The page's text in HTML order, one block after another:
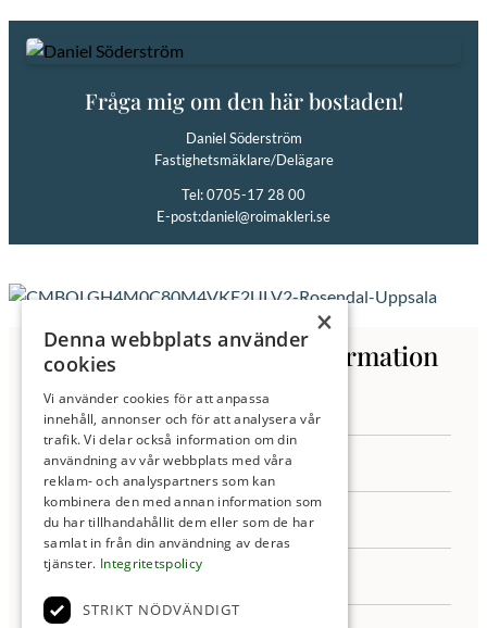
Fråga mig om den här bostaden!
Daniel Söderström
Fastighetsmäklare/Delägare
Tel: 0705-17 28 00
E-post:daniel@roimakleri.se
precis intill med härliga motionsspår hela vägen ut till Mälaren. Du har
också BMC, Polacksbacken och Ulltuna på bekvämt avstånd.
www.inspirationrosendal.se
Kontakta oss för mer information
×
Denna webbplats använder
cookies
Vi använder cookies för att anpassa
innehåll, annonser och för att analysera vår
trafik. Vi delar också information om din
användning av vår webbplats med våra
reklam- och analyspartners som kan
kombinera den med annan information som
du har tillhandahållit dem eller som de har
samlat in från din användning av deras
tjänster. Integritetspolicy
STRIKT NÖDVÄNDIGT